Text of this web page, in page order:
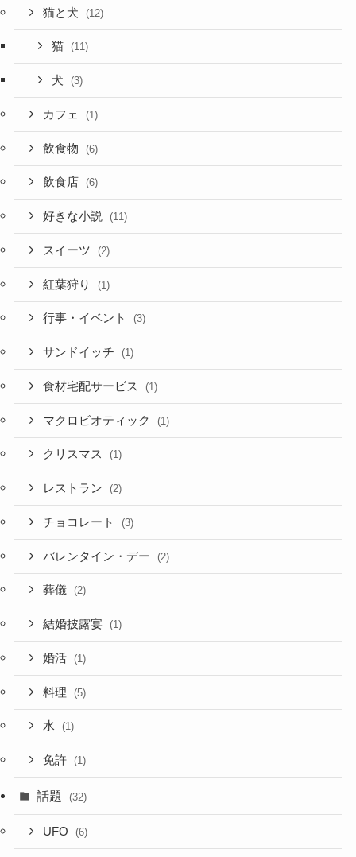
猫と犬 (12)
猫 (11)
犬 (3)
カフェ (1)
飲食物 (6)
飲食店 (6)
好きな小説 (11)
スイーツ (2)
紅葉狩り (1)
行事・イベント (3)
サンドイッチ (1)
食材宅配サービス (1)
マクロビオティック (1)
クリスマス (1)
レストラン (2)
チョコレート (3)
バレンタイン・デー (2)
葬儀 (2)
結婚披露宴 (1)
婚活 (1)
料理 (5)
水 (1)
免許 (1)
話題 (32)
UFO (6)